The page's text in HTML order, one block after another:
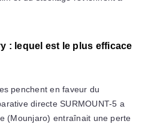
: lequel est le plus efficace
penchent en faveur du
directe SURMOUNT-5 a
(Mounjaro) entraînait une perte